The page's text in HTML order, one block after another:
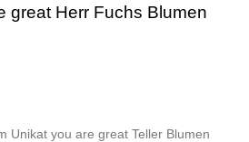
great Herr Fuchs Blumen
Unikat you are great Teller Blumen